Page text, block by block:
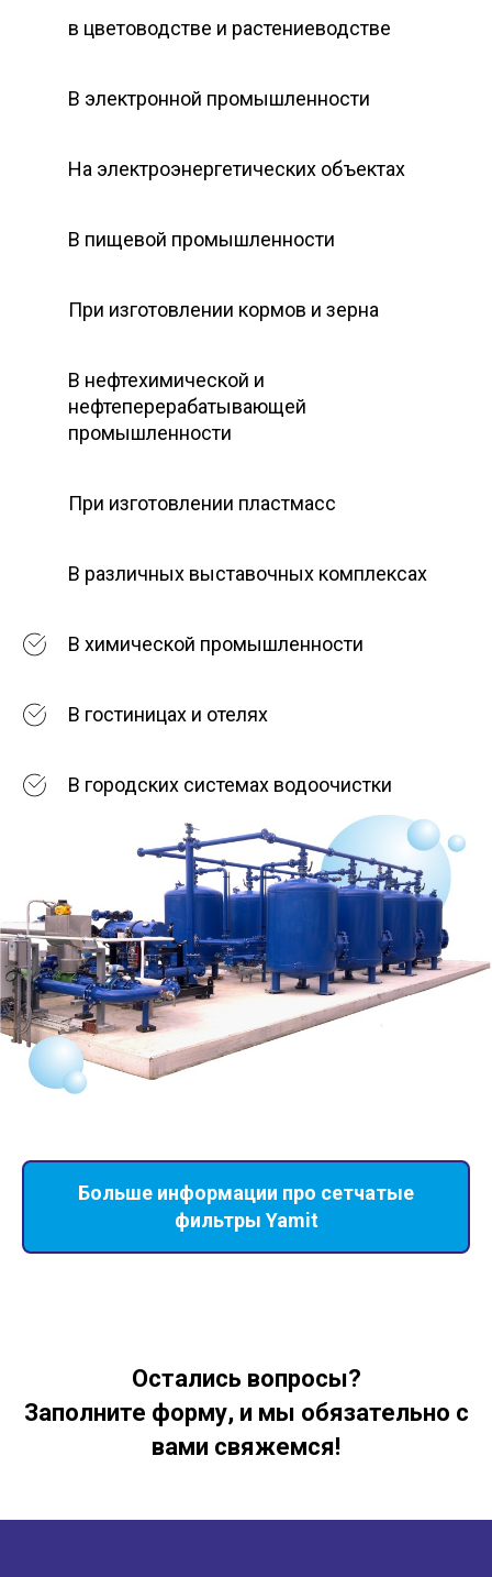
в цветоводстве и растениеводстве
В электронной промышленности
На электроэнергетических объектах
В пищевой промышленности
При изготовлении кормов и зерна
В нефтехимической и
нефтеперерабатывающей
промышленности
При изготовлении пластмасс
В различных выставочных комплексах
В химической промышленности
В гостиницах и отелях
В городских системах водоочистки
Больше информации про сетчатые
фильтры Yamit
Остались вопросы?
Заполните форму, и мы обязательно с
вами свяжемся!